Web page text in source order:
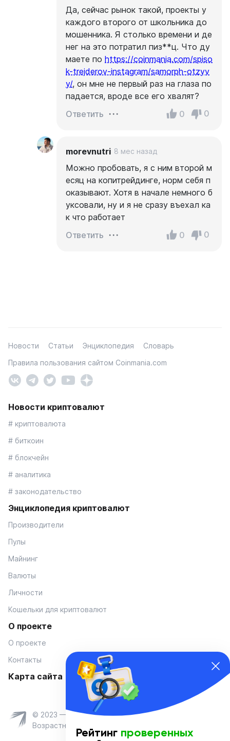
Да, сейчас рынок такой, проекты у
каждого второго от школьника до
мошенника. Я столько времени и де
нег на это потратил пиз**ц. Что ду
маете по https://coinmania.com/spiso
k-trejderov-instagram/samorph-otzyv
y/, он мне не первый раз на глаза по
падается, вроде все его хвалят?
Ответить
0 0
morevnutri 8 мес назад
Можно пробовать, я с ним второй м
есяц на копитрейдинге, норм себя п
оказывают. Хотя в начале немного б
уксовали, ну и я не сразу въехал ка
к что работает
Ответить
0 0
Новости Статьи Энциклопедия
Словарь
Правила пользования сайтом Coinmania.com
Новости криптовалют
# криптовалюта
# биткоин
# блокчейн
# аналитика
# законодательство
Энциклопедия криптовалют
Производители
Пулы
Майнинг
Валюты
Личности
Кошельки для криптовалют
О проекте
О проекте
Контакты
Карта сайта
© 2023 — Coinmania
Возрастное ограничение 16+
Рейтинг проверенных